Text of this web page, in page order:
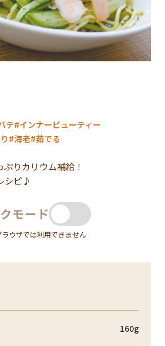
テ インナービューティー
海老 茹でる
りカリウム補給！
シピ♪
モード
ラウザでは利用できません
160g